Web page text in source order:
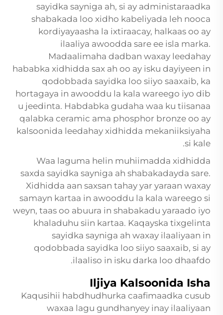
sayidka sayniga ah, si ay administaraadka
shabakada loo xidho kabeliyada leh nooca
kordiyayaasha la ixtiraacay, halkaas oo ay
ilaaliya awoodda sare ee isla marka.
Madaalimaha dadban waxay leedahay
hababka xidhidda sax ah oo ay isku dayiyeen in
qodobbada sayidka loo siiyo saaxaib, ka
hortagaya in awooddu la kala wareego iyo dib
u jeedinta. Habdabka gudaha waa ku tiisanaa
qalabka ceramic ama phosphor bronze oo ay
kalsoonida leedahay xidhidda mekaniiksiyaha
si kale.
Waa laguma helin muhiimadda xidhidda
saxda sayidka sayniga ah shabakadayda sare.
Xidhidda aan saxsan tahay yar yaraan waxay
samayn kartaa in awooddu la kala wareego si
weyn, taas oo abuura in shabakadu yaraado iyo
khaladuhu siin kartaa. Kaqayska tixgelinta
sayidka sayniga ah waxay ilaaliyaan in
qodobbada sayidka loo siiyo saaxaib, si ay
ilaaliso in isku darka loo dhaafdo.
Iljiya Kalsoonida Isha
Kaqusihii habdhudhurka caafimaadka cusub
waxaa lagu gundhanyey inay ilaaliyaan